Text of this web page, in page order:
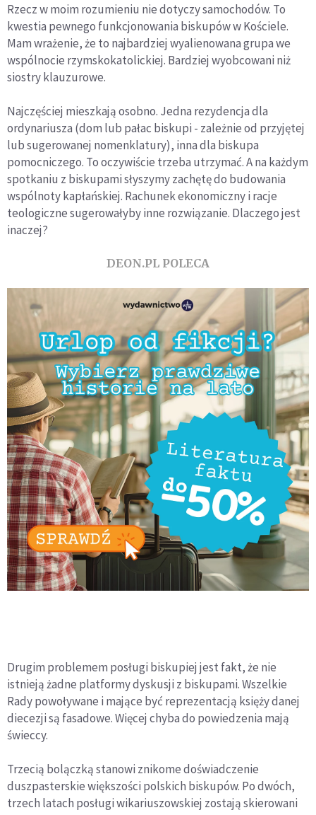
Rzecz w moim rozumieniu nie dotyczy samochodów. To
kwestia pewnego funkcjonowania biskupów w Kościele.
Mam wrażenie, że to najbardziej wyalienowana grupa we
wspólnocie rzymskokatolickiej. Bardziej wyobcowani niż
siostry klauzurowe.
Najczęściej mieszkają osobno. Jedna rezydencja dla
ordynariusza (dom lub pałac biskupi - zależnie od przyjętej
lub sugerowanej nomenklatury), inna dla biskupa
pomocniczego. To oczywiście trzeba utrzymać. A na każdym
spotkaniu z biskupami słyszymy zachętę do budowania
wspólnoty kapłańskiej. Rachunek ekonomiczny i racje
teologiczne sugerowałyby inne rozwiązanie. Dlaczego jest
inaczej?
DEON.PL POLECA
Drugim problemem posługi biskupiej jest fakt, że nie
istnieją żadne platformy dyskusji z biskupami. Wszelkie
Rady powoływane i mające być reprezentacją księży danej
diecezji są fasadowe. Więcej chyba do powiedzenia mają
świeccy.
Trzecią bolączką stanowi znikome doświadczenie
duszpasterskie większości polskich biskupów. Po dwóch,
trzech latach posługi wikariuszowskiej zostają skierowani